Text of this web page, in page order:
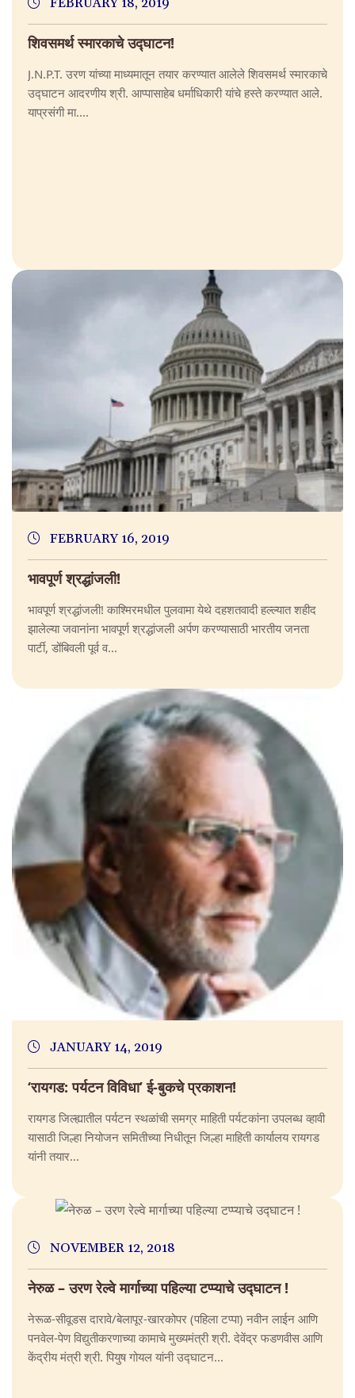
शिवसमर्थ स्मारकाचे उद्घाटन!
J.N.P.T. उरण यांच्या माध्यमातून तयार करण्यात आलेले शिवसमर्थ स्मारकाचे
उद्घाटन आदरणीय श्री. आप्पासाहेब धर्माधिकारी यांचे हस्ते करण्यात आले.
याप्रसंगी मा....
FEBRUARY 16, 2019
भावपूर्ण श्रद्धांजली!
भावपूर्ण श्रद्धांजली! काश्मिरमधील पुलवामा येथे दहशतवादी हल्ल्यात शहीद
झालेल्या जवानांना भावपूर्ण श्रद्धांजली अर्पण करण्यासाठी भारतीय जनता
पार्टी, डोंबिवली पूर्व व...
JANUARY 14, 2019
‘रायगड: पर्यटन विविधा’ ई-बुकचे प्रकाशन!
रायगड जिल्ह्यातील पर्यटन स्थळांची समग्र माहिती पर्यटकांना उपलब्ध व्हावी
यासाठी जिल्हा नियोजन समितीच्या निधीतून जिल्हा माहिती कार्यालय रायगड
यांनी तयार...
NOVEMBER 12, 2018
नेरुळ – उरण रेल्वे मार्गाच्या पहिल्या टप्प्याचे उद्घाटन !
नेरूळ-सीवूडस दारावे/बेलापूर-खारकोपर (पहिला टप्पा) नवीन लाईन आणि
पनवेल-पेण विद्युतीकरणाच्या कामाचे मुख्यमंत्री श्री. देवेंद्र फडणवीस आणि
केंद्रीय मंत्री श्री. पियुष गोयल यांनी उद्घाटन...